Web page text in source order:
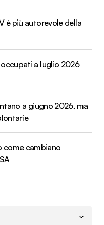
è più autorevole della
a luglio 2026
a giugno 2026, ma
come cambiano